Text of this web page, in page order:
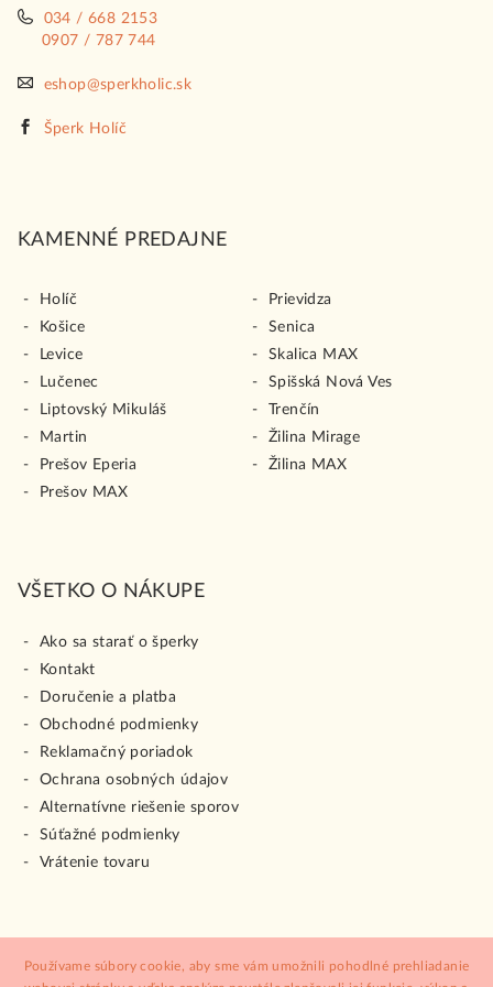
Používame súbory cookie, aby sme vám umožnili pohodlné prehliadanie
034 / 668 2153
0907 / 787 744
eshop@sperkholic.sk
Šperk Holíč
KAMENNÉ PREDAJNE
Holíč
Košice
Levice
Lučenec
Liptovský Mikuláš
Martin
Prešov Eperia
Prešov MAX
Prievidza
Senica
Skalica MAX
Spišská Nová Ves
Trenčín
Žilina Mirage
Žilina MAX
VŠETKO O NÁKUPE
Ako sa starať o šperky
Kontakt
Doručenie a platba
Obchodné podmienky
Reklamačný poriadok
Ochrana osobných údajov
Alternatívne riešenie sporov
Súťažné podmienky
Vrátenie tovaru
Copyright 2026ŠPERK HOLÍČ. Všetky práva vyhradené.